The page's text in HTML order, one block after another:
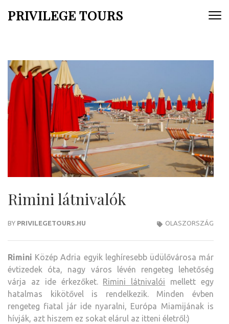
PRIVILEGE TOURS
Rimini látnivalók
BY PRIVILEGETOURS.HU OLASZORSZÁG
Rimini Közép Adria egyik leghíresebb üdülővárosa már
évtizedek óta, nagy város lévén rengeteg lehetőség
várja az ide érkezőket. Rimini látnivalói mellett egy
hatalmas kikötővel is rendelkezik. Minden évben
rengeteg fiatal jár ide nyaralni, Európa Miamijának is
hívják, azt hiszem ez sokat elárul az itteni életről:)